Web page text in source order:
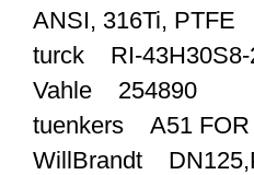
ANSI, 316Ti, PTFE
turck RI-43H30S8-
Vahle 254890
tuenkers A51 FOR
WillBrandt